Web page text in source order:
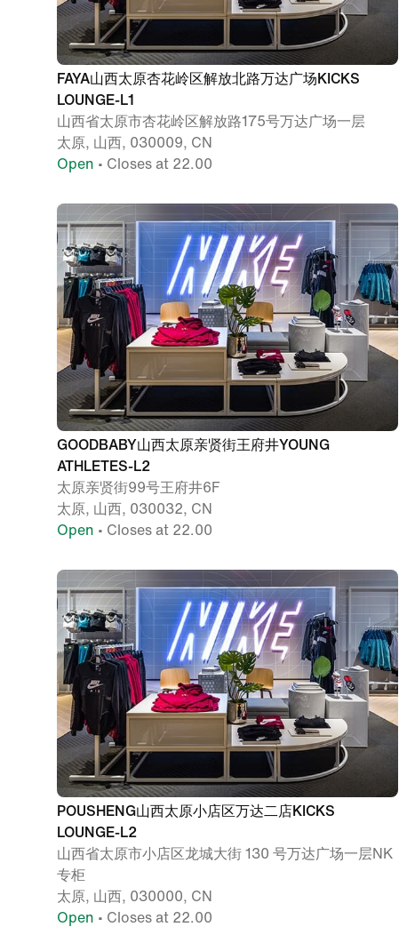
FAYA山西太原杏花岭区解放北路万达广场KICKS
LOUNGE-L1
山西省太原市杏花岭区解放路175号万达广场一层
太原, 山西, 030009, CN
Open • Closes at 22.00
GOODBABY山西太原亲贤街王府井YOUNG
ATHLETES-L2
太原亲贤街99号王府井6F
太原, 山西, 030032, CN
Open • Closes at 22.00
POUSHENG山西太原小店区万达二店KICKS
LOUNGE-L2
山西省太原市小店区龙城大街 130 号万达广场一层NK
专柜
太原, 山西, 030000, CN
Open • Closes at 22.00